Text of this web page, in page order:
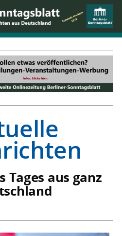
Tages aus ganz